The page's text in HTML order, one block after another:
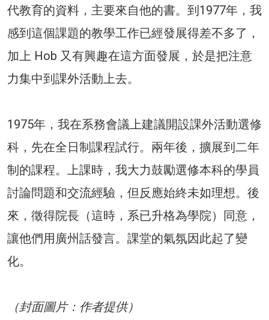
代教育的資料，主要來自他的書。到1977年，我
感到這個課題的教學工作已經發展得差不多了，
加上 Hob 又有興趣在這方面發展，於是把注意
力集中到課外活動上去。
1975年，我在系務會議上建議開設課外活動選修
科，先在全日制課程試行。兩年後，擴展到二年
制的課程。上課時，我大力鼓勵選修本科的學員
討論問題和交流經驗，但反應始終未如理想。後
來，徵得院長（這時，系已升格為學院）同意，
讓他們用廣州話發言。課堂的氣氛因此起了變
化。
（封面圖片：作者提供）